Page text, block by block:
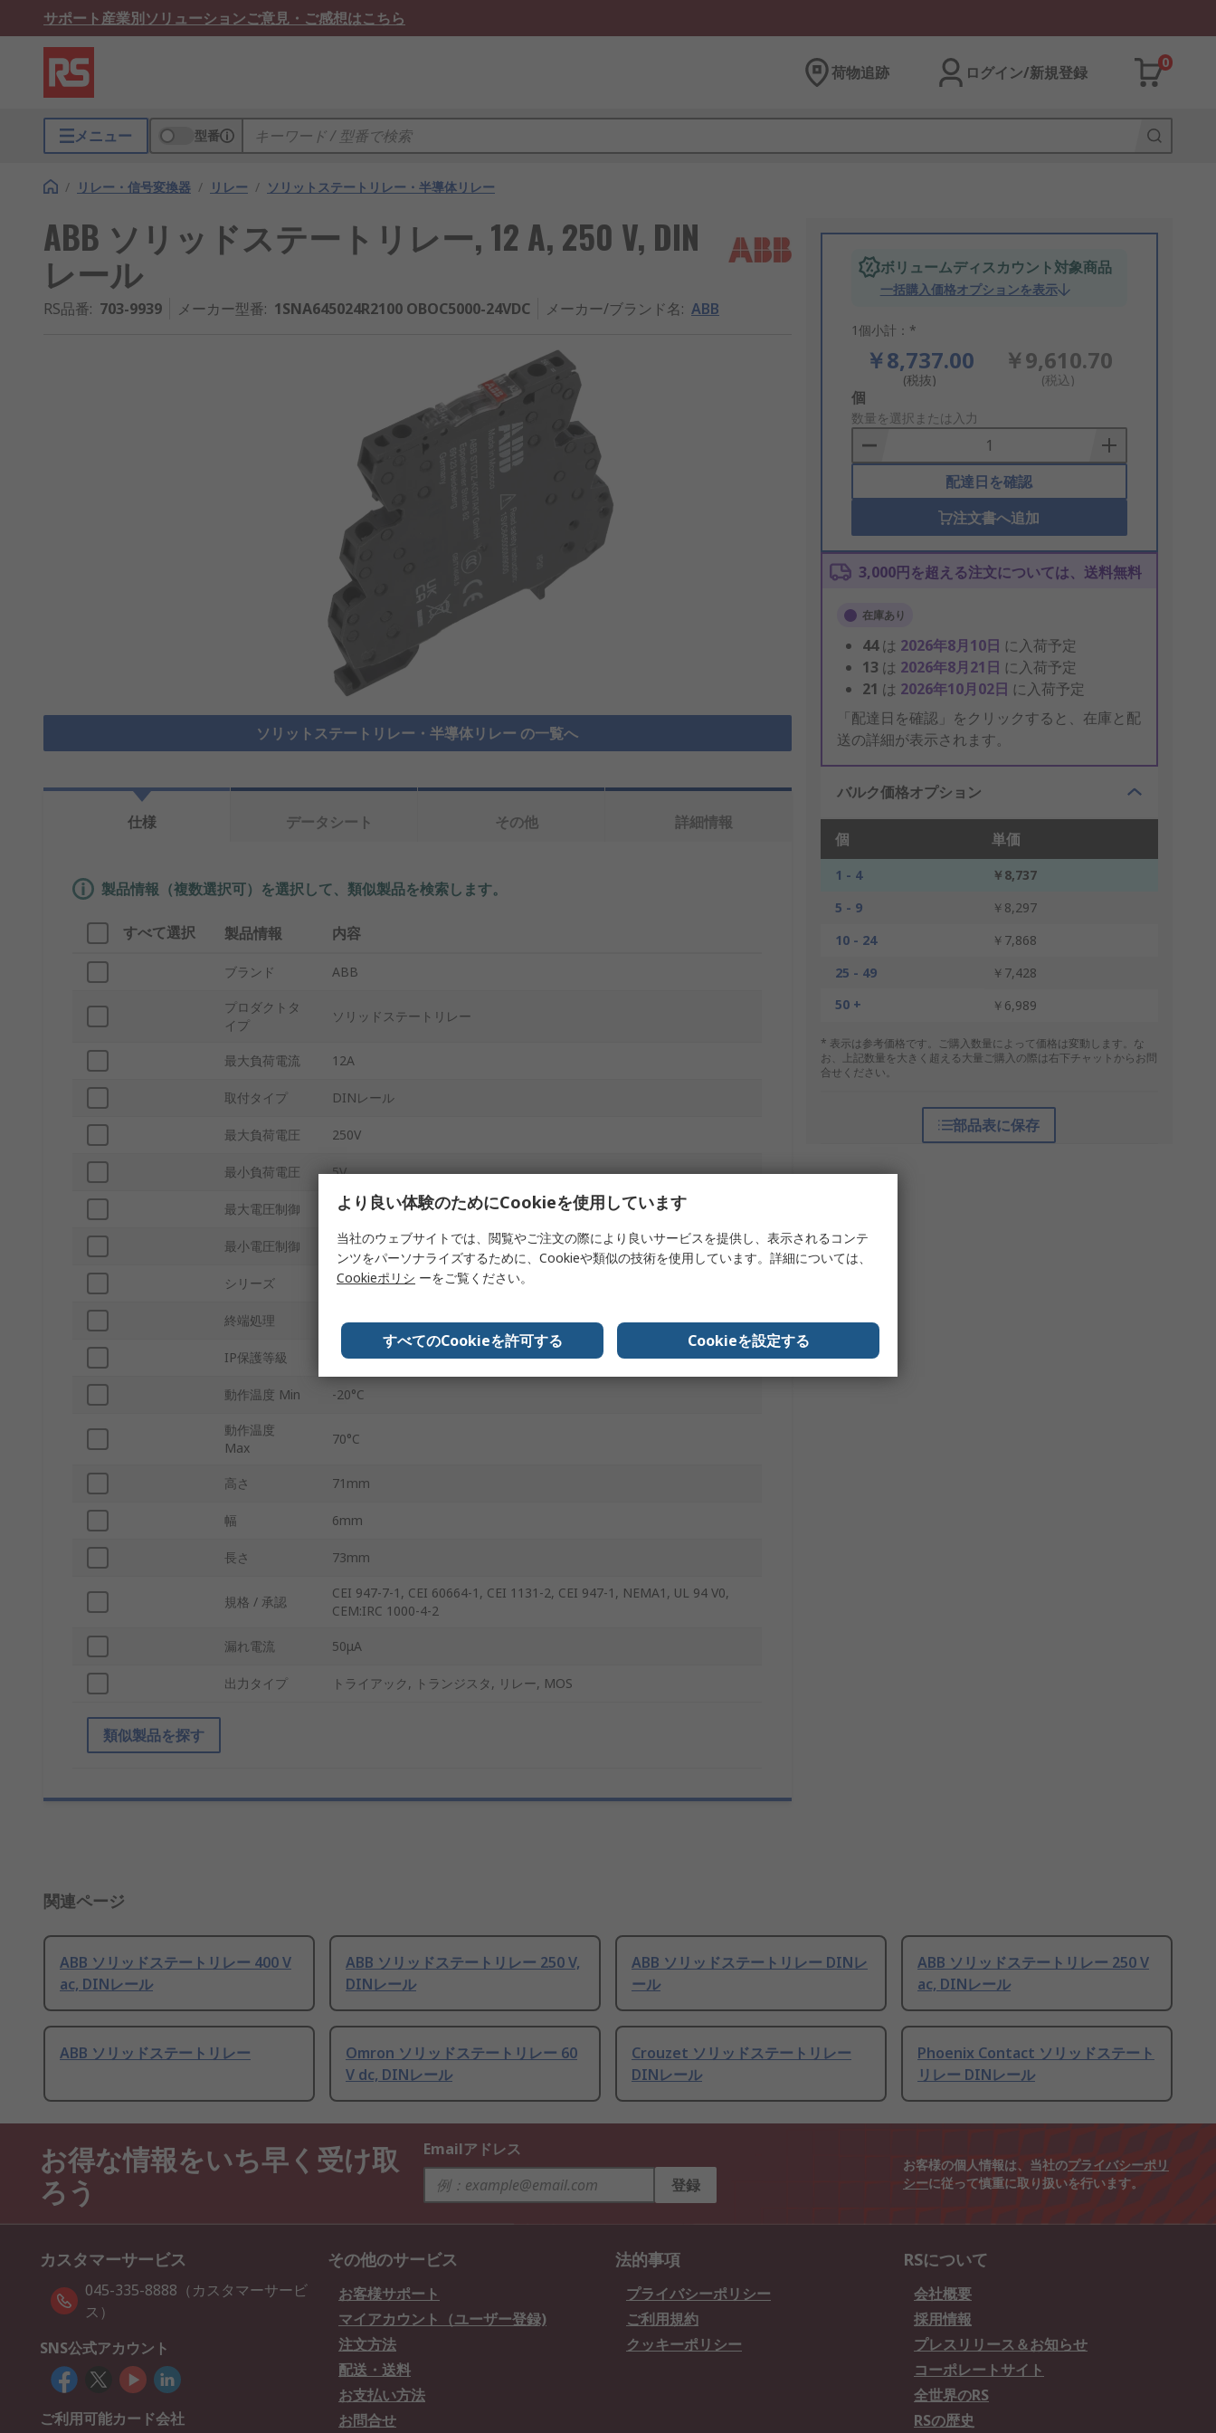
サポート産業別ソリューションご意見・ご感想はこちら
荷物追跡 ログイン/新規登録
0
メニュー 型番
/ リレー・信号変換器 / リレー / ソリットステートリレー・半導体リレー
ABB ソリッドステートリレー, 12 A, 250 V, DIN
レール
RS品番: 703-9939 メーカー型番: 1SNA645024R2100 OBOC5000-24VDC メーカー/ブランド名: ABB
ソリットステートリレー・半導体リレー の一覧へ
ボリュームディスカウント対象商品
一括購入価格オプションを表示
1個小計：*
￥8,737.00
(税抜)
￥9,610.70
(税込)
Add
to
Basket
個
数量を選択または入力
配達日を確認
注文書へ追加
3,000円を超える注文については、送料無料
在庫あり
44は 2026年8月10日 に入荷予定
13 は 2026年8月21日 に入荷予定
21 は 2026年10月02日 に入荷予定
「配達日を確認」をクリックすると、在庫と配
送の詳細が表示されます。
バルク価格オプション
個 単価
1 - 4
￥8,737
5 - 9
￥8,297
10 - 24
￥7,868
25 - 49
￥7,428
50 +
￥6,989
* 表示は参考価格です。ご購入数量によって価格は変動します。な
お、上記数量を大きく超える大量ご購入の際は右下チャットからお問
合せください。
部品表に保存
仕様 データシート その他 詳細情報
製品情報（複数選択可）を選択して、類似製品を検索します。
すべて選択 製品情報 内容
ブランド ABB
プロダクトタ
イプ
ソリッドステートリレー
最大負荷電流 12A
取付タイプ DINレール
最大負荷電圧 250V
最小負荷電圧 5V
最大電圧制御 24V dc
最小電圧制御 5V ac/dc
シリーズ R600
終端処理 ねじ
IP保護等級 保護等級：IP20
動作温度 Min -20°C
動作温度
Max
70°C
高さ 71mm
幅 6mm
長さ 73mm
規格 / 承認
CEI 947-7-1, CEI 60664-1, CEI 1131-2, CEI 947-1, NEMA1, UL 94 V0,
CEM:IRC 1000-4-2
漏れ電流 50μA
出力タイプ トライアック, トランジスタ, リレー, MOS
類似製品を探す
関連ページ
ABB ソリッドステートリレー 400 V
ac, DINレール
ABB ソリッドステートリレー 250 V,
DINレール
ABB ソリッドステートリレー DINレ
ール
ABB ソリッドステートリレー 250 V
ac, DINレール
ABB ソリッドステートリレー
Omron ソリッドステートリレー 60
V dc, DINレール
Crouzet ソリッドステートリレー
DINレール
Phoenix Contact ソリッドステート
リレー DINレール
お得な情報をいち早く受け取
ろう
Emailアドレス
登録
お客様の個人情報は、当社のプライバシーポリ
シーに従って慎重に取り扱いを行います。
カスタマーサービス
045-335-8888（カスタマーサービ
ス）
SNS公式アカウント
ご利用可能カード会社
その他のサービス
お客様サポート
マイアカウント（ユーザー登録)
注文方法
配送・送料
お支払い方法
お問合せ
法的事項
プライバシーポリシー
ご利用規約
クッキーポリシー
RSについて
会社概要
採用情報
プレスリリース＆お知らせ
コーポレートサイト
全世界のRS
RSの歴史
より良い体験のためにCookieを使用しています
当社のウェブサイトでは、閲覧やご注文の際により良いサービスを提供し、表示されるコンテ
ンツをパーソナライズするために、Cookieや類似の技術を使用しています。詳細については、
Cookieポリシ ーをご覧ください。
すべてのCookieを許可する Cookieを設定する